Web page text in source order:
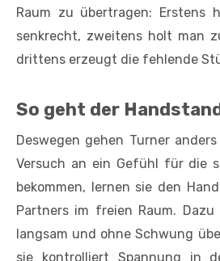
Raum zu übertragen: Erstens
senkrecht, zweitens holt man
drittens erzeugt die fehlende
So geht der
Deswegen gehen Turner
Versuch an ein Gefühl für die
bekommen, lernen sie den
Partners im freien Raum.
langsam und ohne Schwung
sie kontrolliert Spannung in